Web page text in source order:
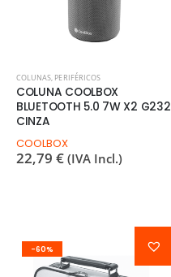
COLUNAS, PERIFÉRICOS
COLUNA COOLBOX
BLUETOOTH 5.0 7W X2 G232
CINZA
COOLBOX
22,79 € (IVA Incl.)
-60%